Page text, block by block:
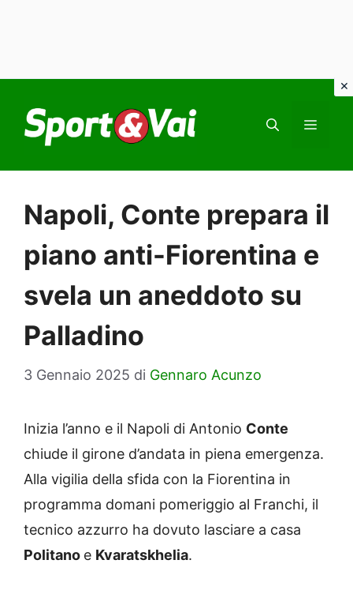
contenuto
Napoli, Conte prepara il
piano anti-Fiorentina e
svela un aneddoto su
Palladino
3 Gennaio 2025 di Gennaro Acunzo
Inizia l’anno e il Napoli di Antonio Conte
chiude il girone d’andata in piena emergenza.
Alla vigilia della sfida con la Fiorentina in
programma domani pomeriggio al Franchi, il
tecnico azzurro ha dovuto lasciare a casa
Politano e Kvaratskhelia.